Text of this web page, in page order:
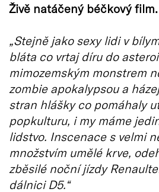
Živě natáčený béčkový film.
„Stejně jako sexy lidi v
bláta co vrtaj díru do
mimozemským monstrem
zombie apokalypsou a
stran hlášky co pomáhaly
popkulturu, i my máme
lidstvo. Inscenace s velmi
množstvím umělé krve,
zběsilé noční jízdy
dálnici D5.“